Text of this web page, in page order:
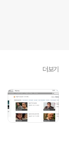
더보기